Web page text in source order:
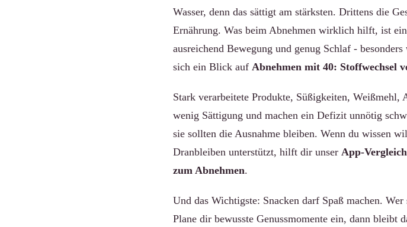
Wasser, denn das sättigt am stärksten. Drittens die
Ernährung. Was beim Abnehmen wirklich hilft, ist
ausreichend Bewegung und genug Schlaf -
sich ein Blick auf Abnehmen mit 40: Stoffwechsel
Stark verarbeitete Produkte, Süßigkeiten,
wenig Sättigung und machen ein Defizit unnötig
sie sollten die Ausnahme bleiben. Wenn du wissen
Dranbleiben unterstützt, hilft dir unser App-Vergleich
zum Abnehmen.
Und das Wichtigste: Snacken darf Spaß machen.
Plane dir bewusste Genussmomente ein, dann bleibt